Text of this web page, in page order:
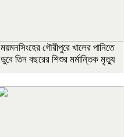
ময়মনসিংহের গৌরীপুরে খালের পানিতে
ডুবে তিন বছরের শিশুর মর্মান্তিক মৃত্যু